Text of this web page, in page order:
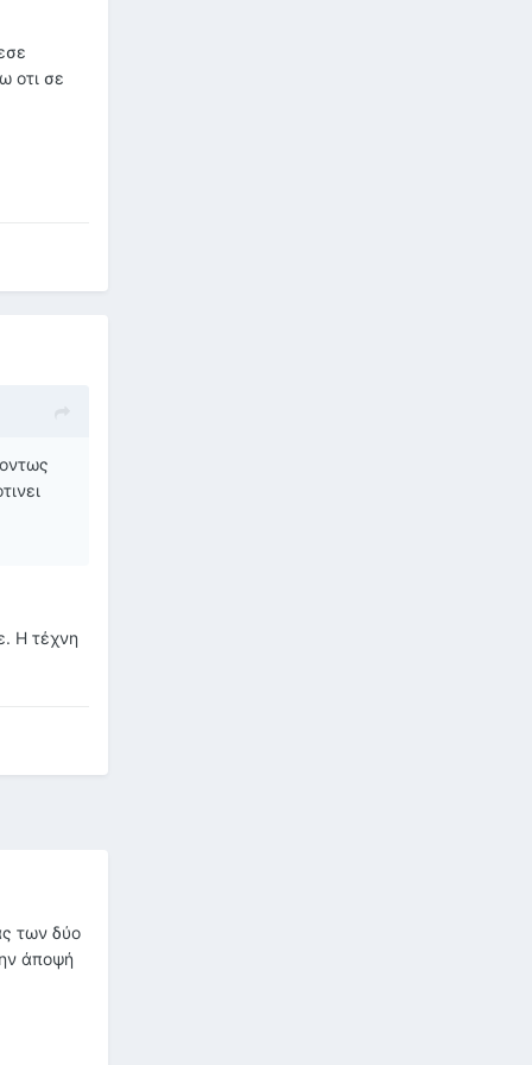
οτι σε
Η τέχνη
των δύο
άποψή